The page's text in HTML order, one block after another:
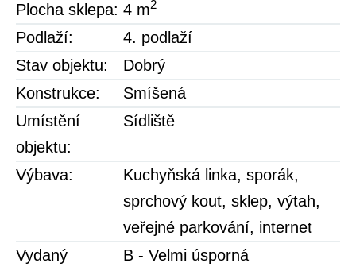
Plocha sklepa: 4 m2
Podlaží:
4. podlaží
Stav objektu:
Dobrý
Konstrukce:
Smíšená
Umístění
objektu:
Sídliště
Výbava: Kuchyňská linka, sporák,
sprchový kout, sklep, výtah,
veřejné parkování, internet
Vydaný
B - Velmi úsporná